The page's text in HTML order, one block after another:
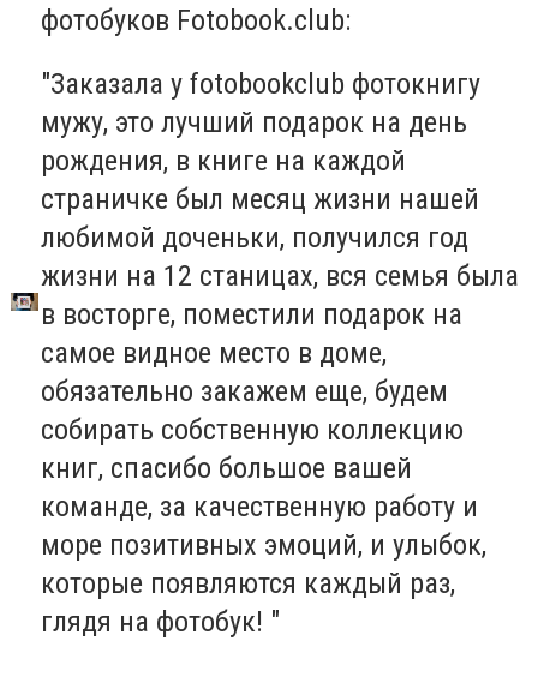
фотобуков Fotobook.club:
"Заказала у fotobookclub фотокнигу
мужу, это лучший подарок на день
рождения, в книге на каждой
страничке был месяц жизни нашей
любимой доченьки, получился год
жизни на 12 станицах, вся семья была
в восторге, поместили подарок на
самое видное место в доме,
обязательно закажем еще, будем
собирать собственную коллекцию
книг, спасибо большое вашей
команде, за качественную работу и
море позитивных эмоций, и улыбок,
которые появляются каждый раз,
глядя на фотобук! "